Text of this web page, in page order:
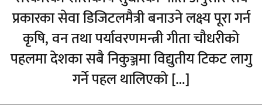
प्रकारका सेवा डिजिटलमैत्री बनाउने लक्ष्य पूरा गर्न
कृषि, वन तथा पर्यावरणमन्त्री गीता चौधरीको
पहलमा देशका सबै निकुञ्जमा विद्युतीय टिकट लागु
गर्ने पहल थालिएको […]